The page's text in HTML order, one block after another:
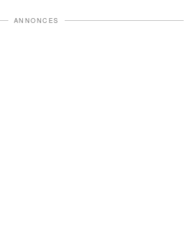
ANNONCES